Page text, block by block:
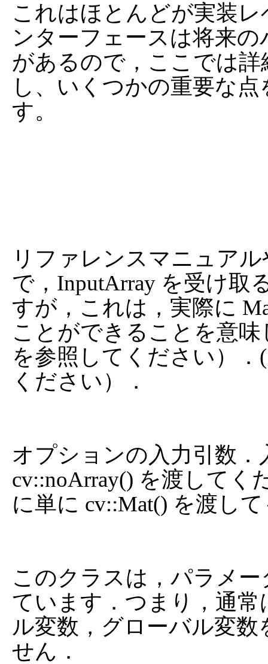
これはほとんどが実装
ンターフェースは将来
があるので，ここでは
し、いくつかの重要な
す。
リファレンスマニュア
で，InputArray を受け取
すが，これは，実際に
ことができることを意
を参照してください）
ください）．
オプションの入力引数
cv::noArray() を渡してく
に単に cv::Mat() を渡し
このクラスは，パラメ
ています．つまり，通
ル変数，グローバル変
せん．